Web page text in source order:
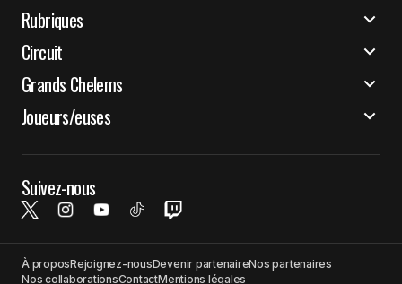
Rubriques
Circuit
Grands Chelems
Joueurs/euses
Suivez-nous
À proposRejoignez-nousDevenir partenaireNos partenaires
Nos collaborationsContactMentions légales